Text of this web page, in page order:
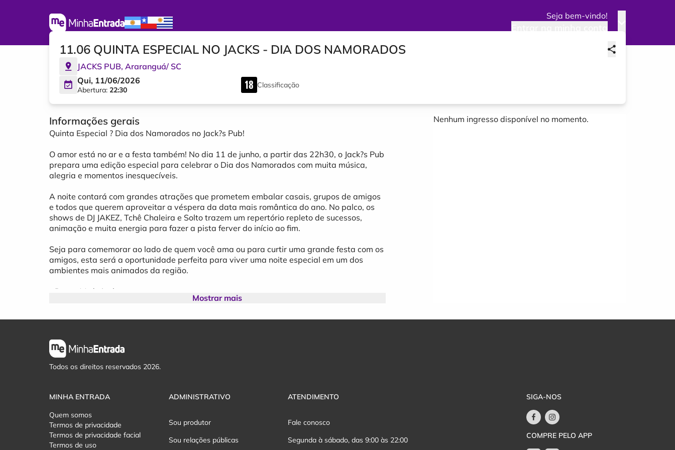
Seja bem-vindo!
11.06 QUINTA ESPECIAL NO JACKS - DIA DOS NAMORADOS
JACKS PUB, Araranguá/ SC
Qui, 11/06/2026
Abertura: 22:30
Classificação
Informações gerais
Quinta Especial ? Dia dos Namorados no Jack?s Pub!
O amor está no ar e a festa também! No dia 11 de junho, a partir das 22h30, o Jack?s Pub
prepara uma edição especial para celebrar o Dia dos Namorados com muita música,
alegria e momentos inesquecíveis.
A noite contará com grandes atrações que prometem embalar casais, grupos de amigos
e todos que querem aproveitar a véspera da data mais romântica do ano. No palco, os
shows de DJ JAKEZ, Tchê Chaleira e Solto trazem um repertório repleto de sucessos,
animação e muita energia para fazer a pista ferver do início ao fim.
Seja para comemorar ao lado de quem você ama ou para curtir uma grande festa com os
amigos, esta será a oportunidade perfeita para viver uma noite especial em um dos
ambientes mais animados da região.
- Data: 11 de junho
Venha celebrar o Dia dos Namorados em grande estilo, com música ao vivo, diversão e
uma atmosfera cheia de boas vibrações no Jack?s Pub!
Mostrar mais
Nenhum ingresso disponível no momento.
Todos os direitos reservados 2026.
MINHA ENTRADA
Quem somos
Termos de privacidade
Termos de privacidade facial
Termos de uso
ADMINISTRATIVO
Sou produtor
Sou relações públicas
ATENDIMENTO
Fale conosco
Segunda à sábado, das 9:00 às 22:00
SIGA-NOS
COMPRE PELO APP